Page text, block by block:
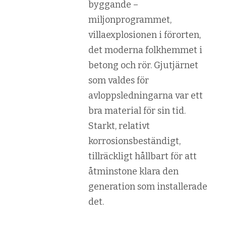
byggande –
miljonprogrammet,
villaexplosionen i förorten,
det moderna folkhemmet i
betong och rör. Gjutjärnet
som valdes för
avloppsledningarna var ett
bra material för sin tid.
Starkt, relativt
korrosionsbeständigt,
tillräckligt hållbart för att
åtminstone klara den
generation som installerade
det.